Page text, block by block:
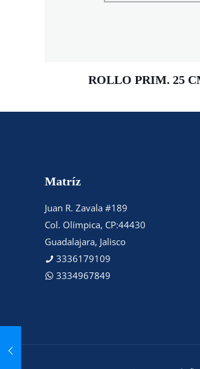
ROLLO PRIM. 25
Matríz
Juan R. Zavala #189
Col. Olímpica, CP:44430
Guadalajara, Jalisco
3336179109
3334967849